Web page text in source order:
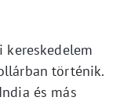
kereskedelem
történik.
és más